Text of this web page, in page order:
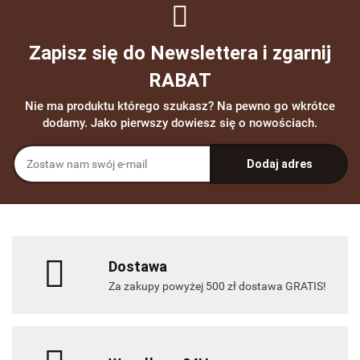
Zapisz się do Newslettera i zgarnij
RABAT
Nie ma produktu którego szukasz? Na pewno go wkrótce
dodamy. Jako pierwszy dowiesz się o nowościach.
Dostawa
Za zakupy powyżej 500 zł dostawa GRATIS!